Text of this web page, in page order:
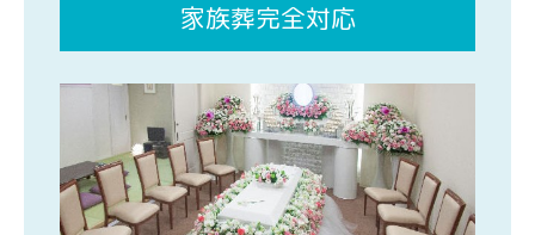
家族葬完全対応